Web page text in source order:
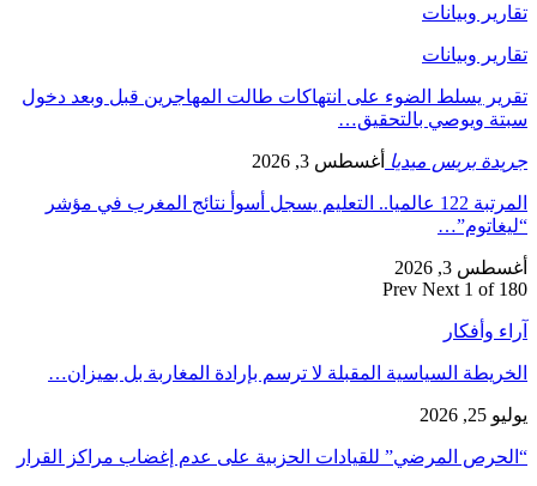
تقارير وبيانات
تقارير وبيانات
تقرير يسلط الضوء على انتهاكات طالت المهاجرين قبل وبعد دخول
سبتة ويوصي بالتحقيق…
جريدة بريس ميديا أغسطس 3, 2026
المرتبة 122 عالميا.. التعليم يسجل أسوأ نتائج المغرب في مؤشر
“ليغاتوم”…
أغسطس 3, 2026
Prev Next 1 of 180
آراء وأفكار
الخريطة السياسية المقبلة لا ترسم بإرادة المغاربة بل بميزان…
يوليو 25, 2026
“الحرص المرضي” للقيادات الحزبية على عدم إغضاب مراكز القرار